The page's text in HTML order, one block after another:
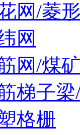
网/菱
网
网/煤
梯子
格栅